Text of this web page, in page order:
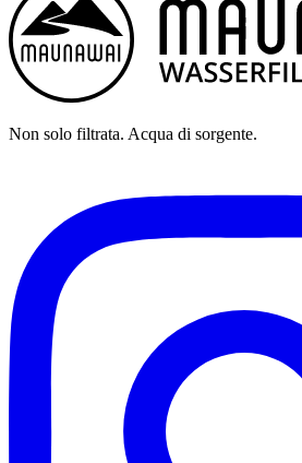
Non solo filtrata. Acqua di sorgente.